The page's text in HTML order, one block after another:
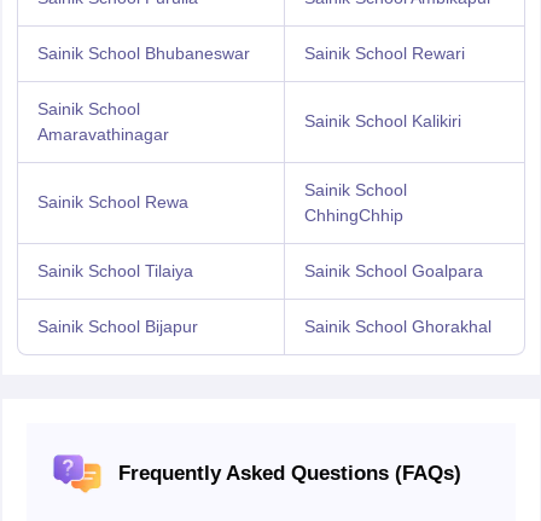
Sainik School Bhubaneswar Sainik School Rewari
Sainik School
Amaravathinagar
Sainik School Kalikiri
Sainik School Rewa
Sainik School
ChhingChhip
Sainik School Tilaiya Sainik School Goalpara
Sainik School Bijapur Sainik School Ghorakhal
Frequently Asked Questions (FAQs)